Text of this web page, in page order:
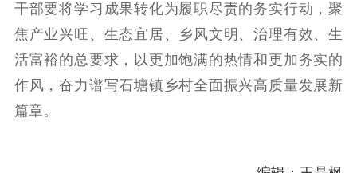
紫金人才 职称评审
数据资源
公共服务
文艺创作
干部要将学习成果转化为履职尽责的务实行动，聚
焦产业兴旺、生态宜居、乡风文明、治理有效、生
活富裕的总要求，以更加饱满的热情和更加务实的
作风，奋力谱写石塘镇乡村全面振兴高质量发展新
篇章。